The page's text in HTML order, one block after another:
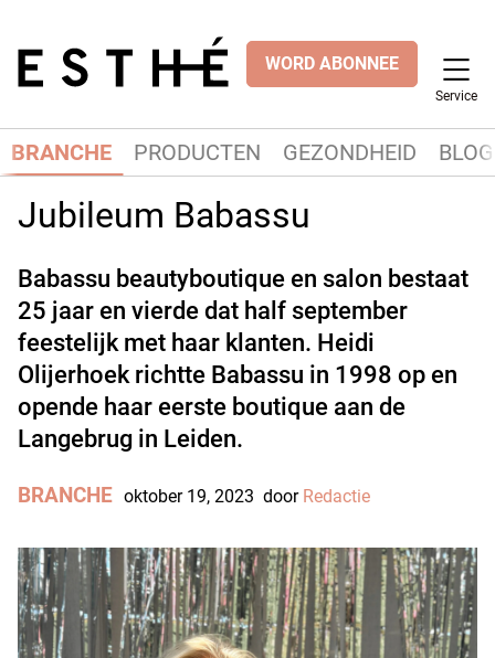
WORD ABONNEE
Service
BRANCHE PRODUCTEN GEZONDHEID
Jubileum Babassu
Babassu beautyboutique en salon bestaat
25 jaar en vierde dat half september
feestelijk met haar klanten. Heidi
Olijerhoek richtte Babassu in 1998 op en
opende haar eerste boutique aan de
Langebrug in Leiden.
BRANCHE oktober 19, 2023 door Redactie